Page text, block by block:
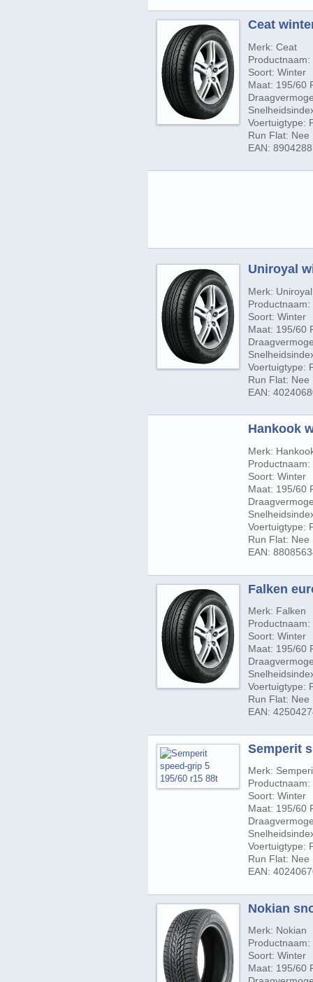
Ceat
Merk: Ceat
Soort: Winter
Maat: 195/60
Voertuigtype:
Run Flat: Nee
EAN:
Uniroyal
Merk: Uniroyal
Soort: Winter
Maat: 195/60
Voertuigtype:
Run Flat: Nee
EAN:
Hankook
Merk:
Soort: Winter
Maat: 195/60
Voertuigtype:
Run Flat: Nee
EAN:
Falken
Merk: Falken
Soort: Winter
Maat: 195/60
Voertuigtype:
Run Flat: Nee
EAN:
Semperit
Merk:
Soort: Winter
Maat: 195/60
Voertuigtype:
Run Flat: Nee
EAN:
Nokian
Merk: Nokian
Soort: Winter
Maat: 195/60